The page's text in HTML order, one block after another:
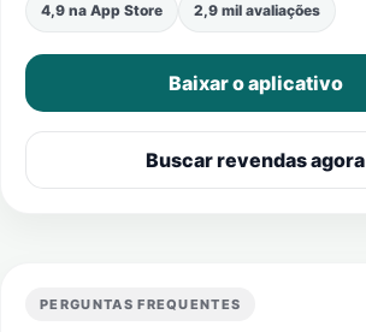
4,9 na App Store 2,9 mil avaliações
Baixar o aplicativo
Buscar revendas agora
PERGUNTAS FREQUENTES